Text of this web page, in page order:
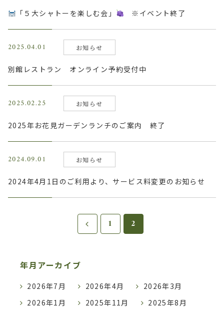
「５大シャトーを楽しむ会」 ※イベント終了
2025.04.01 お知らせ
別館レストラン オンライン予約受付中
2025.02.25 お知らせ
2025年お花見ガーデンランチのご案内 終了
2024.09.01 お知らせ
2024年4月1日のご利用より、サービス料変更のお知らせ
1 2
年月アーカイブ
2026年7月 2026年4月
2026年3月
2026年1月
2025年11月
2025年8月